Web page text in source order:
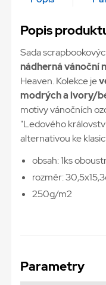
Popis
Sada
nádherná vánoční
Heaven. Kolekce je
modrých a ivory/
motivy vánočních
"Ledového
alternativou ke
obsah: 1ks
rozměr:
250g/m2
Parametry